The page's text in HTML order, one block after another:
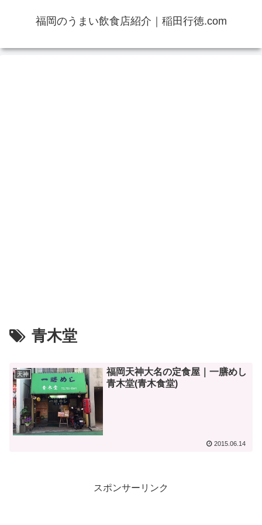
福岡のうまい飲食店紹介｜稲田行徳.com
青木堂
天神
福岡天神大名の定食屋｜一膳めし
青木堂(青木食堂)
2015.06.14
スポンサーリンク